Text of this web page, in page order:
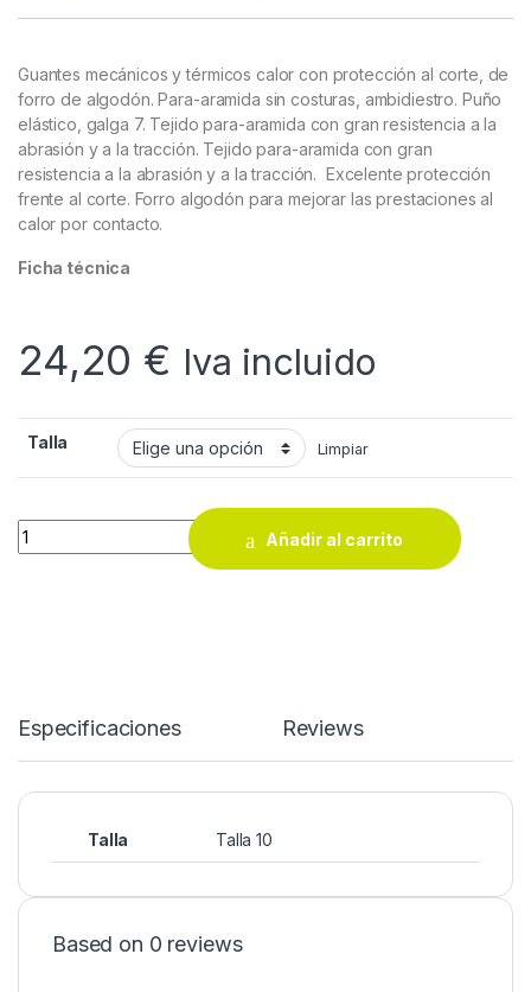
Guantes mecánicos y térmicos calor con protección al corte, de
forro de algodón. Para-aramida sin costuras, ambidiestro. Puño
elástico, galga 7. Tejido para-aramida con gran resistencia a la
abrasión y a la tracción. Tejido para-aramida con gran
resistencia a la abrasión y a la tracción. Excelente protección
frente al corte. Forro algodón para mejorar las prestaciones al
calor por contacto.
Ficha técnica
24,20 € Iva incluido
Talla Limpiar
Guantes de algodón mecánicos térmicos TB 5558 quantity
Añadir al carrito
Especificaciones Reviews
Talla Talla 10
Based on 0 reviews